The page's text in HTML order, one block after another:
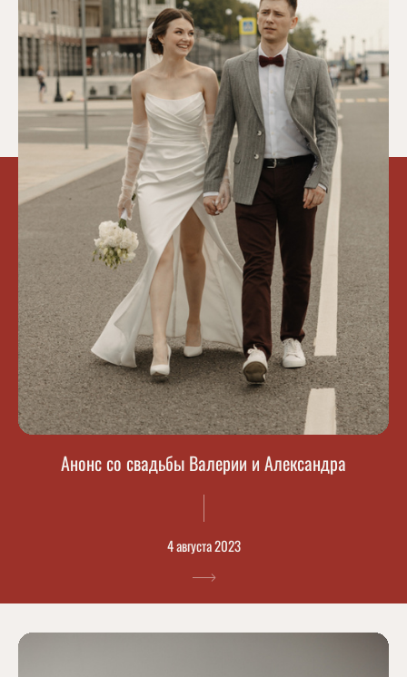
Анонс со свадьбы Валерии и Александра
4 августа 2023